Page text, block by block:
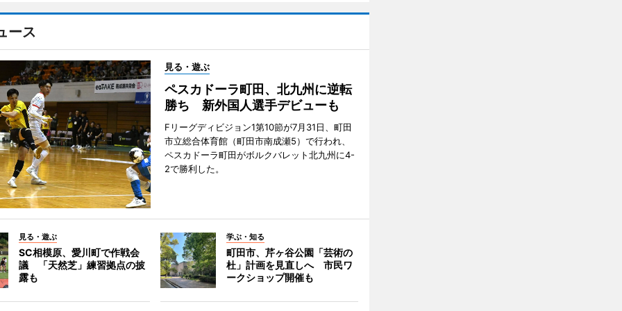
ース
見る・遊ぶ
ペスカドーラ町田、北九州に逆転
勝ち 新外国人選手デビューも
Fリーグディビジョン1第10節が7月31日、町田
市立総合体育館（町田市南成瀬5）で行われ、
ペスカドーラ町田がボルクバレット北九州に4-
2で勝利した。
見る・遊ぶ
SC相模原、愛川町で作戦会
議 「天然芝」練習拠点の披
露も
学ぶ・知る
町田市、芹ヶ谷公園「芸術の
杜」計画を見直しへ 市民ワ
ークショップ開催も